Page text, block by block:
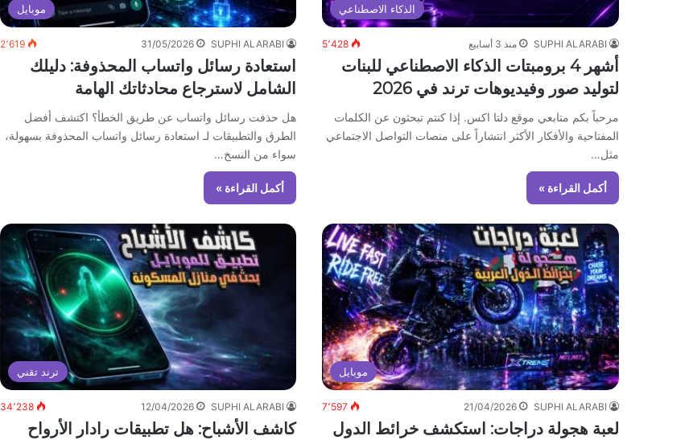
الذكاء الاصطناعي
SUPHI ALARABI منذ 3 أسابيع 5٬428
أشهر 4 برومبتات الذكاء الاصطناعي للبنات
لتوليد صور وفيديوهات ترند في 2026
مرحباً بكم متابعي موقع دلتا اكس. إذا كنتم تبحثون عن الكلمات
المفتاحية والأفكار الأكثر انتشاراً على منصات التواصل الاجتماعي
مثل…
أكمل القراءة »
موبايل
SUPHI ALARABI
31/05/2026 2٬619
استعادة رسائل واتساب المحذوفة: دليلك
الشامل لاسترجاع محادثاتك الهامة
هل حذفت رسائل واتساب عن طريق الخطأ؟ اكتشف أفضل
الطرق والتطبيقات لـ استعادة رسائل واتساب المحذوفة بسهولة،
سواء من النسخ…
أكمل القراءة »
موبايل
SUPHI ALARABI
21/04/2026 7٬597
لعبة هجولة دراجات: استكشف خرائط الدول
ترند تقني
SUPHI ALARABI
12/04/2026 34٬238
كاشف الأشباح: هل تطبيقات رادار الأرواح